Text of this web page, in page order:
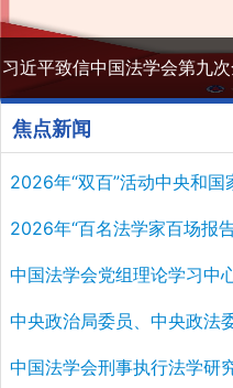
习近平致信中国法学会第九
会
焦点新闻